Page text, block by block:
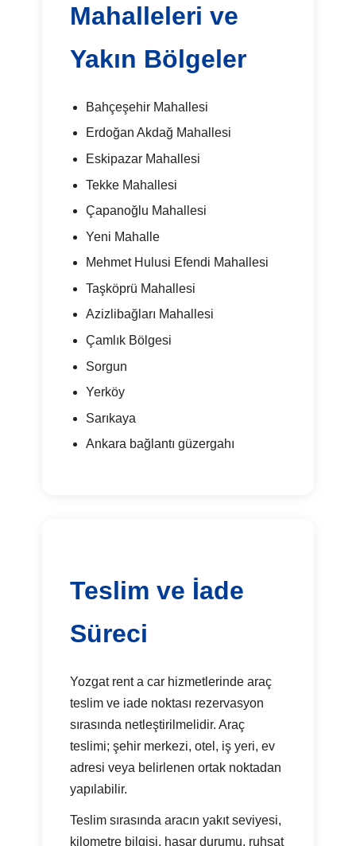
Mahalleleri ve
Yakın Bölgeler
Bahçeşehir Mahallesi
Erdoğan Akdağ Mahallesi
Eskipazar Mahallesi
Tekke Mahallesi
Çapanoğlu Mahallesi
Yeni Mahalle
Mehmet Hulusi Efendi Mahallesi
Taşköprü Mahallesi
Azizlibağları Mahallesi
Çamlık Bölgesi
Sorgun
Yerköy
Sarıkaya
Ankara bağlantı güzergahı
Teslim ve İade
Süreci
Yozgat rent a car hizmetlerinde araç
teslim ve iade noktası rezervasyon
sırasında netleştirilmelidir. Araç
teslimi; şehir merkezi, otel, iş yeri, ev
adresi veya belirlenen ortak noktadan
yapılabilir.
Teslim sırasında aracın yakıt seviyesi,
kilometre bilgisi, hasar durumu, ruhsat